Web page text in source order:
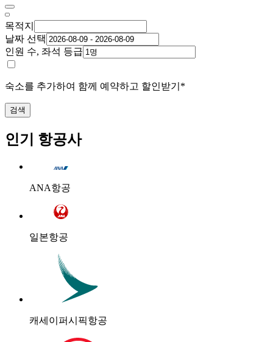
목적지
날짜 선택
인원 수, 좌석 등급
숙소를 추가하여 함께 예약하고 할인받기*
검색
인기 항공사
ANA항공
일본항공
캐세이퍼시픽항공